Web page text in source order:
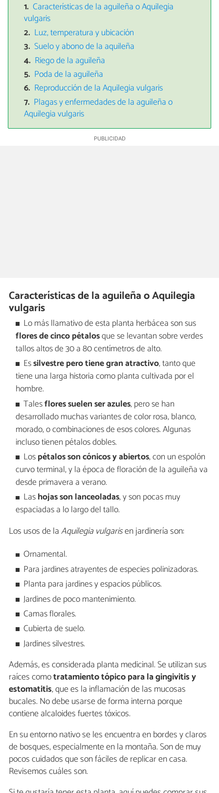
Características de la aguileña o Aquilegia
vulgaris
Luz, temperatura y ubicación
Suelo y abono de la aquileña
Riego de la aguileña
Poda de la aguileña
Reproducción de la Aquilegia vulgaris
Plagas y enfermedades de la aguileña o
Aquilegia vulgaris
Características de la aguileña o Aquilegia
vulgaris
Lo más llamativo de esta planta herbácea son sus
flores de cinco pétalosque se levantan sobre verdes
tallos altos de 30 a 80 centímetros de alto.
Essilvestre pero tiene gran atractivo, tanto que
tiene una larga historia como planta cultivada por el
hombre.
Talesflores suelen ser azules, pero se han
desarrollado muchas variantes de color rosa, blanco,
morado, o combinaciones de esos colores. Algunas
incluso tienen pétalos dobles.
Lospétalos son cónicos y abiertos, con un espolón
curvo terminal, y la época de floración de la aguileña va
desde primavera a verano.
Lashojas son lanceoladas, y son pocas muy
espaciadas a lo largo del tallo.
Los usos de laAquilegia vulgarisen jardinería son:
Ornamental.
Para jardines atrayentes de especies polinizadoras.
Planta para jardines y espacios públicos.
Jardines de poco mantenimiento.
Camas florales.
Cubierta de suelo.
Jardines silvestres.
Además, es considerada planta medicinal. Se utilizan sus
raíces comotratamiento tópico para la gingivitis y
estomatitis, que es la inflamación de las mucosas
bucales. No debe usarse de forma interna porque
contiene alcaloides fuertes tóxicos.
En su entorno nativo se les encuentra en bordes y claros
de bosques, especialmente en la montaña. Son de muy
pocos cuidados que son fáciles de replicar en casa.
Revisemos cuáles son.